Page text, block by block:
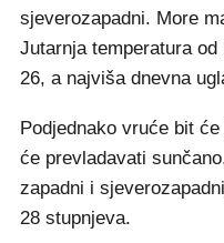
sjeverozapadni. More
Jutarnja temperatura
26, a najviša dnevna
Podjednako vruće bit
će prevladavati
zapadni i
28 stupnjeva.